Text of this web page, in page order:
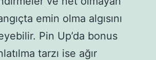
emin olma algısını
Pin Up’da bonus
tarzı ise ağır